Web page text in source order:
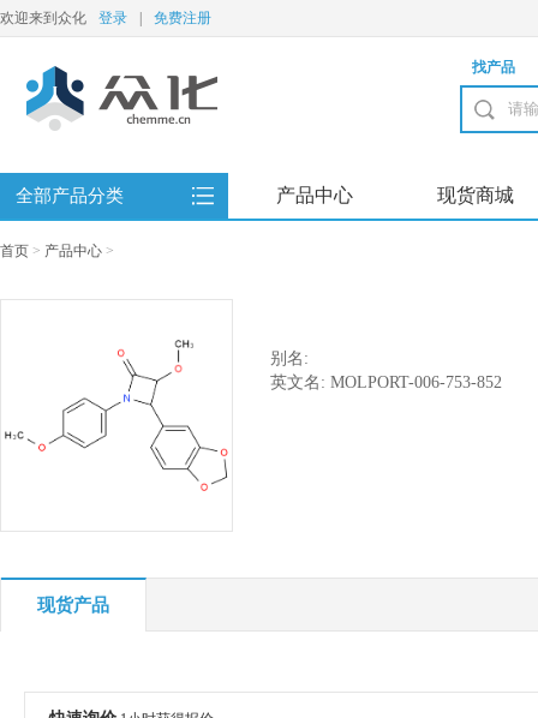
欢迎来到众化 登录 免费注册
找产品
全部产品分类 产品中心 现货商城
首页 > 产品中心 >
别名:
英文名: MOLPORT-006-753-852
现货产品